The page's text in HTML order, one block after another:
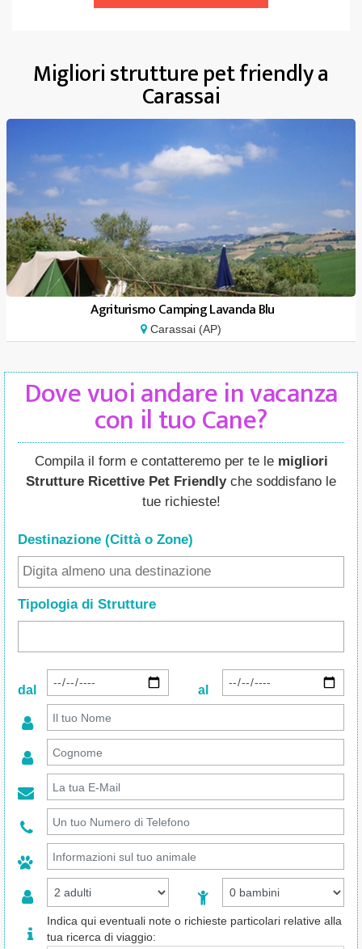
Migliori strutture pet friendly a
Carassai
Agriturismo Camping Lavanda Blu
Carassai (AP)
Dove vuoi andare in vacanza
con il tuo Cane?
Compila il form e contatteremo per te le migliori
Strutture Ricettive Pet Friendlyche soddisfano le
tue richieste!
Destinazione (Città o Zone)
Tipologia di Strutture
dal al
Indica qui eventuali note o richieste particolari relative alla
tua ricerca di viaggio: